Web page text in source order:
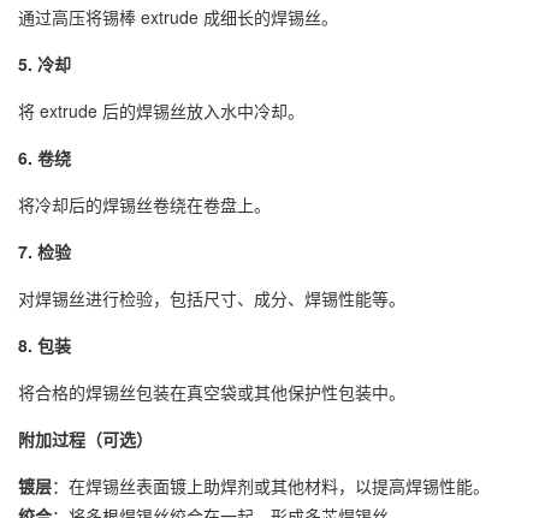
通过高压将锡棒 extrude 成细长的焊锡丝。
5. 冷却
将 extrude 后的焊锡丝放入水中冷却。
6. 卷绕
将冷却后的焊锡丝卷绕在卷盘上。
7. 检验
对焊锡丝进行检验，包括尺寸、成分、焊锡性能等。
8. 包装
将合格的焊锡丝包装在真空袋或其他保护性包装中。
附加过程（可选）
镀层：在焊锡丝表面镀上助焊剂或其他材料，以提高焊锡性能。